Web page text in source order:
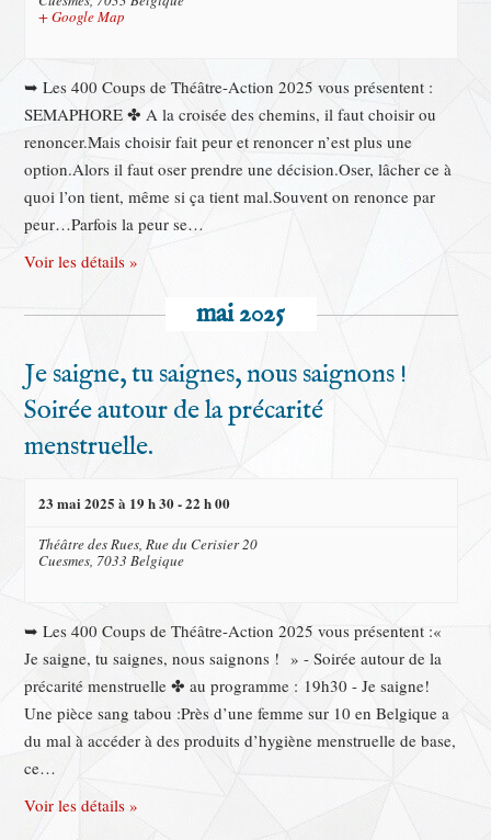
+ Google Map
➥ Les 400 Coups de Théâtre-Action 2025 vous présentent :
SEMAPHORE ✤ A la croisée des chemins, il faut choisir ou
renoncer.Mais choisir fait peur et renoncer n’est plus une
option.Alors il faut oser prendre une décision.Oser, lâcher ce à
quoi l’on tient, même si ça tient mal.Souvent on renonce par
peur…Parfois la peur se…
Voir les détails »
mai 2025
Je saigne, tu saignes, nous saignons !
Soirée autour de la précarité
menstruelle.
23 mai 2025 à 19 h 30-22 h 00
Théâtre des Rues, Rue du Cerisier 20
Cuesmes, 7033 Belgique
➥ Les 400 Coups de Théâtre-Action 2025 vous présentent :«
Je saigne, tu saignes, nous saignons ! » - Soirée autour de la
précarité menstruelle ✤ au programme : 19h30 - Je saigne!
Une pièce sang tabou :Près d’une femme sur 10 en Belgique a
du mal à accéder à des produits d’hygiène menstruelle de base,
ce…
Voir les détails »